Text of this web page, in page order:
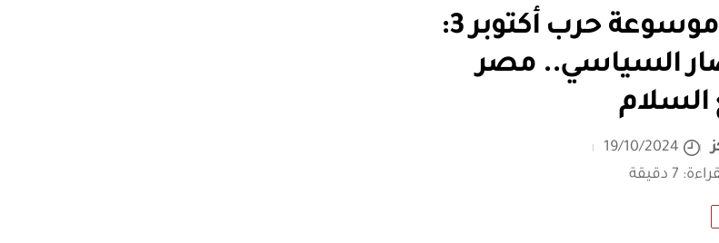
كتاب موسوعة حرب أكتوبر 3:
السياسي.. مصر
19/10/2024
7 دقيقة